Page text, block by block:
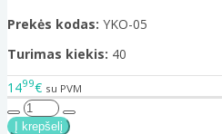
Prekės kodas: YKO-05
Turimas kiekis: 40
1499€ su PVM